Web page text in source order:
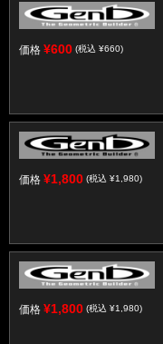
価格 ¥600 (税込 ¥660)
価格 ¥1,800 (税込 ¥1,980)
価格 ¥1,800 (税込 ¥1,980)